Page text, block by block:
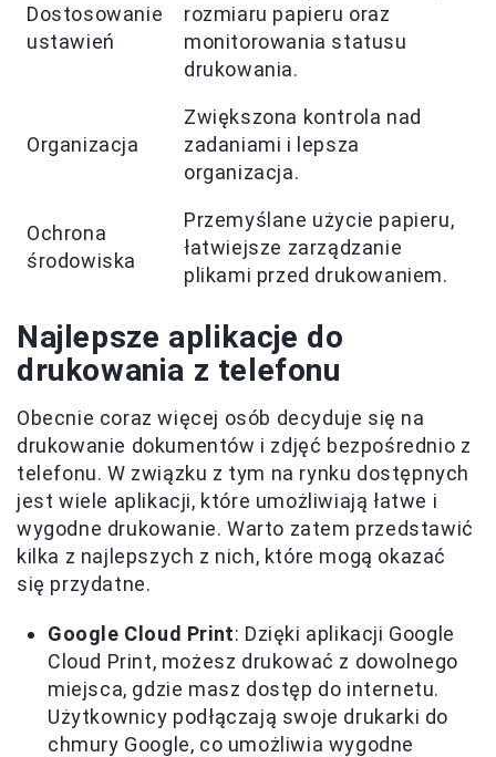
Dostosowanie
ustawień
rozmiaru papieru oraz
monitorowania statusu
drukowania.
Organizacja
Zwiększona kontrola nad
zadaniami i lepsza
organizacja.
Ochrona
środowiska
Przemyślane użycie papieru,
łatwiejsze zarządzanie
plikami przed drukowaniem.
Najlepsze aplikacje do
drukowania z telefonu
Obecnie coraz więcej osób decyduje się na
drukowanie dokumentów i zdjęć bezpośrednio z
telefonu. W związku z tym na rynku dostępnych
jest wiele aplikacji, które umożliwiają łatwe i
wygodne drukowanie. Warto zatem przedstawić
kilka z najlepszych z nich, które mogą okazać
się przydatne.
Google Cloud Print: Dzięki aplikacji Google
Cloud Print, możesz drukować z dowolnego
miejsca, gdzie masz dostęp do internetu.
Użytkownicy podłączają swoje drukarki do
chmury Google, co umożliwia wygodne